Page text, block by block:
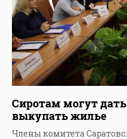
Сиротам могут
выкупать жилье
Члены комитета